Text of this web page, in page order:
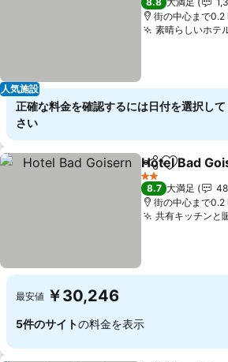
人気施設
街の中心まで0.2
素晴らしいホテ
正確な料金を確認するには日付を選択し
さい
シェアお気に入
Hotel Bad
2 ホテルのランク
8.7 大満足
街の中心まで0.2
共有キッチンと
最安値 ￥30,246
5件のサイトの料金を表示